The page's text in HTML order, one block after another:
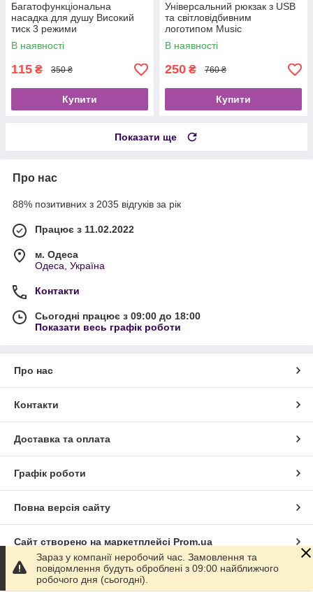
Багатофункціональна
насадка для душу Високий
тиск 3 режими
В наявності
115 ₴ 350 ₴
Купити
Універсальний рюкзак з USB
та світловідбивним
логотипом Music
В наявності
250 ₴ 760 ₴
Купити
Показати ще
Про нас
88% позитивних з 2035 відгуків за рік
Працює з 11.02.2022
м. Одеса
Одеса, Україна
Контакти
Сьогодні працює з 09:00 до 18:00
Показати весь графік роботи
Про нас
Контакти
Доставка та оплата
Графік роботи
Повна версія сайту
Сайт створено на маркетплейсі Prom.ua
Політика конфіденційності
Зараз у компанії неробочий час. Замовлення та
повідомлення будуть оброблені з 09:00 найближчого
робочого дня (сьогодні).